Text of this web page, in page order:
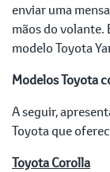
enviar uma
mãos do volante.
modelo Toyota
Modelos Toyota
A seguir,
Toyota que
Toyota Corolla